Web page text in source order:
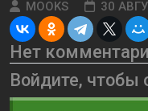
MOOKS
30
Нет
Войдите, чтобы